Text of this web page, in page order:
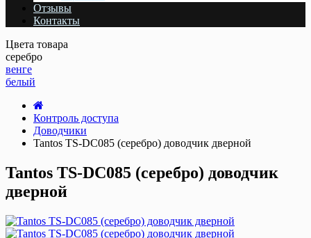
Отзывы
Контакты
Цвета товара
серебро
венге
белый
Контроль доступа
Доводчики
Tantos TS-DC085 (серебро) доводчик дверной
Tantos TS-DC085 (серебро) доводчик
дверной